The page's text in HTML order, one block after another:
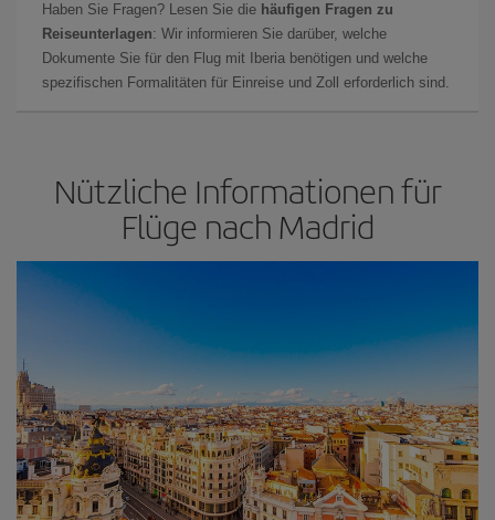
Haben Sie Fragen? Lesen Sie die häufigen Fragen zu
Reiseunterlagen: Wir informieren Sie darüber, welche
Dokumente Sie für den Flug mit Iberia benötigen und welche
spezifischen Formalitäten für Einreise und Zoll erforderlich sind.
Nützliche Informationen für
Flüge nach Madrid